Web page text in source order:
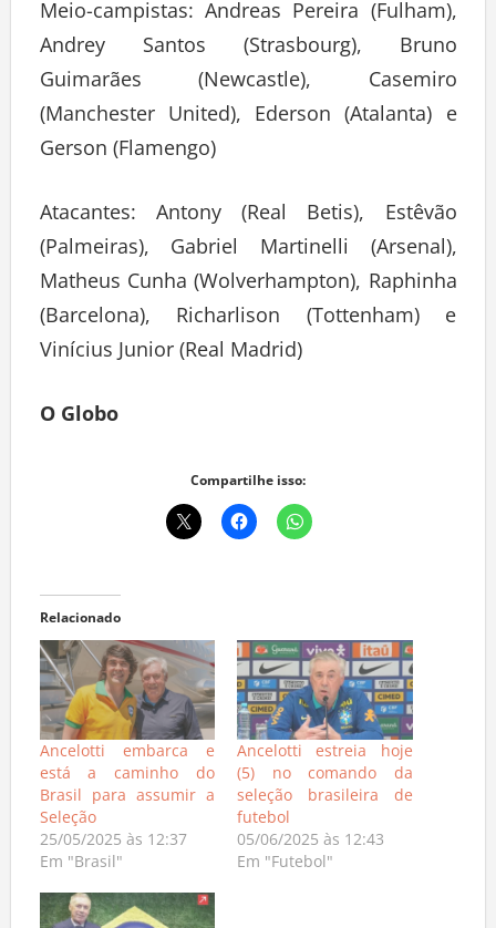
Meio-campistas: Andreas Pereira (Fulham),
Andrey Santos (Strasbourg), Bruno
Guimarães (Newcastle), Casemiro
(Manchester United), Ederson (Atalanta) e
Gerson (Flamengo)
Atacantes: Antony (Real Betis), Estêvão
(Palmeiras), Gabriel Martinelli (Arsenal),
Matheus Cunha (Wolverhampton), Raphinha
(Barcelona), Richarlison (Tottenham) e
Vinícius Junior (Real Madrid)
O Globo
Compartilhe isso:
Relacionado
Ancelotti embarca e
está a caminho do
Brasil para assumir a
Seleção
25/05/2025 às 12:37
Em "Brasil"
Ancelotti estreia hoje
(5) no comando da
seleção brasileira de
futebol
05/06/2025 às 12:43
Em "Futebol"